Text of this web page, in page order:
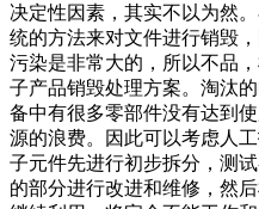
决定性因素，其实不以为然
统的方法来对文件进行销毁
污染是非常大的，所以不品
子产品销毁处理方案。淘汰
备中有很多零部件没有达到
源的浪费。因此可以考虑人
子元件先进行初步拆分，测
的部分进行改进和维修，然